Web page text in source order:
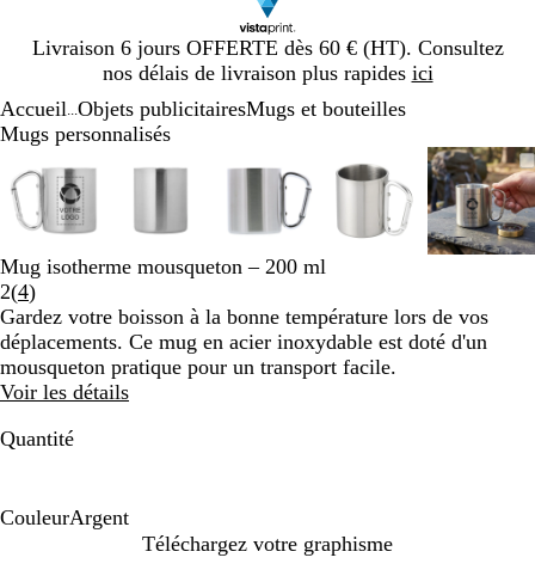
Livraison 6 jours OFFERTE dès 60 € (HT). Consultez
nos délais de livraison plus rapides ici
Diapositive
1
Accueil Objets publicitairesMugs et bouteilles
Mugs personnalisés
zoomable
au
minimum
pour
développer
les
touches
plus
et
pour
zoomer
et
les
touches
fléchées
défiler
plus
et
moins
pour
zoomer
et
les
zoomable
au
minimum
pour
développer
les
touches
plus
et
pour
zoomer
et
zoomable
au
minimum
Cliquez
pour
développer
Utilisez
les
touches
plus
pour
zoomer
et
Image
Zoom
au
pour
les
plus
et
pour
sur
Mug isotherme mousqueton – 200 ml
2(4Lire
les
4
avis
)
Gardez votre boisson à la bonne température lors de vos
déplacements. Ce mug en acier inoxydable est doté d'un
mousqueton pratique pour un transport facile.
Voir les détails
Quantité
CouleurArgent
Téléchargez votre graphisme